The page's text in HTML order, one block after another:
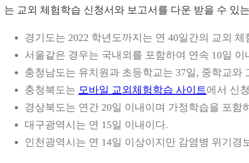
는 교외 체험학습 신청서와 보고서를 다운 받을 수 있
경기도는 2022 학년도까지는 연 40일간의 교외
서울같은 경우는 국내외를 포함하여 연속 10일 이
충청남도는 유치원과 초등학교는 37일, 중학교와
충청북도는 모바일 교외체험학습 사이트에서 신
경상북도는 연간 20일 이내이며 가정학습을 포
대구광역시는 연 15일 이내이다.
인천광역시는 연 14일 이상이지만 감염병 위기